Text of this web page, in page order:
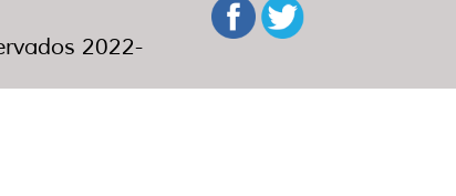
2022-